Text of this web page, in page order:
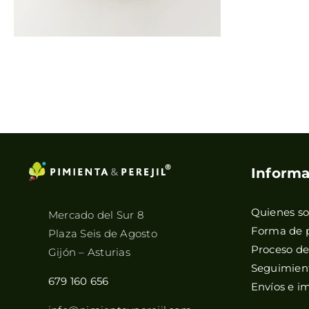
Mercado del Sur 8
Plaza Seis de Agosto
Gijón – Asturias
679 160 656
Quienes
Forma de
Proceso
Envíos e